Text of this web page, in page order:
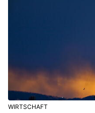
WIRTSCHAFT